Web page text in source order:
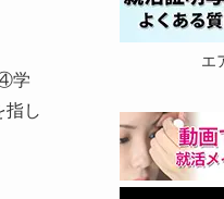
学
指し
エ